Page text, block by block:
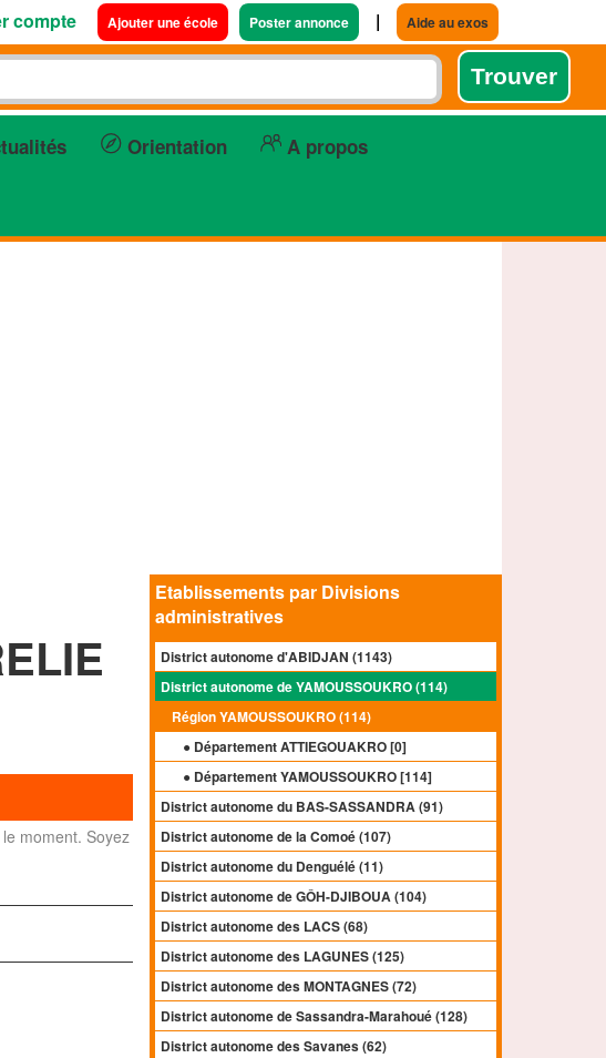
compte Ajouter une école Poster annonce | Aide au exos
Orientation A propos
moment. Soyez
Etablissements par Divisions
administratives
District autonome d'ABIDJAN (1143)
District autonome de YAMOUSSOUKRO (114)
Région YAMOUSSOUKRO (114)
● Département ATTIEGOUAKRO [0]
● Département YAMOUSSOUKRO [114]
District autonome du BAS-SASSANDRA (91)
District autonome de la Comoé (107)
District autonome du Denguélé (11)
District autonome de GÔH-DJIBOUA (104)
District autonome des LACS (68)
District autonome des LAGUNES (125)
District autonome des MONTAGNES (72)
District autonome de Sassandra-Marahoué (128)
District autonome des Savanes (62)